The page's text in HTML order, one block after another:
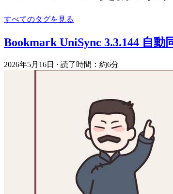
すべてのタグを見る
Bookmark UniSync 3.3.144 自動
2026年5月16日 · 読了時間：約6分